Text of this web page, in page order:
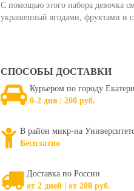
С помощью этого набора девочка
украшенный ягодами, фруктами и
СПОСОБЫ ДОСТАВКИ
Курьером по городу
0-2 дня | 200 руб.
В район микр-на
Бесплатно
Доставка по России
от 2 дней | от 200 руб.